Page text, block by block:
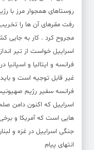
روستاهای همجوار مرز با
رفت مقرهای آن ها را
مجروح کرد . کار به جایی
اسراییل خواست از تیر
فرانسه و ایتالیا و
غیر قابل توجیه است و
فرانسه سفیر رژیم
اسراییل که اکنون دامن
هایی است که آمریکا و
جنگی اسراییل در غزه و
انتهای پیام